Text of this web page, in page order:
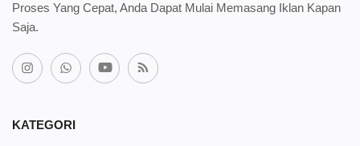
Proses Yang Cepat, Anda Dapat Mulai Memasang Iklan Kapan
Saja.
KATEGORI